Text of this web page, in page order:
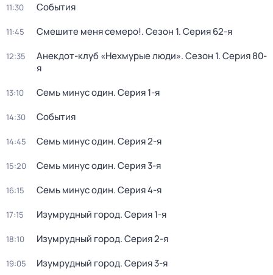
11:30 События
11:45 Смешите меня семеро!. Сезон 1. Серия 62-я
12:35 Анекдот-клуб «Нехмурые люди». Сезон 1. Серия 80-
я
13:10 Семь минус один. Серия 1-я
14:30 События
14:45 Семь минус один. Серия 2-я
15:20 Семь минус один. Серия 3-я
16:15 Семь минус один. Серия 4-я
17:15 Изумрудный город. Серия 1-я
18:10 Изумрудный город. Серия 2-я
19:05 Изумрудный город. Серия 3-я